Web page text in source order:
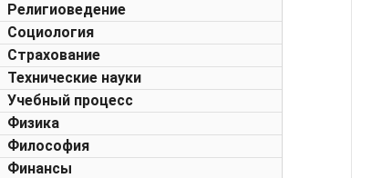
Религиоведение
Социология
Страхование
Технические науки
Учебный процесс
Физика
Философия
Финансы